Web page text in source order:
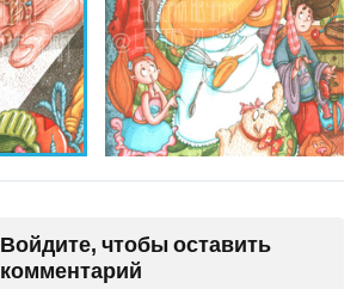
Войдите, чтобы оставить
комментарий